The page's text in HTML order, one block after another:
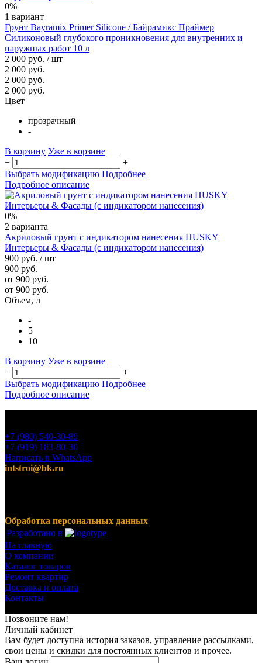
0%
1 вариант
Грунт Bayramix Primer Silicone / Байрамикс Праймер
Силиконовый глубокого проникновения для внутренних и
наружных работ 10 л
2 000 руб. / шт
2 000 руб.
2 000 руб.
2 000 руб.
Цвет
прозрачный
-
В корзину Уже в корзине
−
+
Выбрать модификацию Подробнее
Подробное описание
0%
2 варианта
Акриловый грунт с индикатором нанесения HUSKY
Интерьеры & Фасады (с индикатором нанесения)
900 руб. / шт
900 руб.
от 900 руб.
от 900 руб.
Объем, л
-
5
10
В корзину Уже в корзине
−
+
Выбрать модификацию Подробнее
Подробное описание
+7 (980) 540-30-89
+7 (919) 183-80-30
Написать в WhatsApp
intstroi@bk.ru
Обработка персональных данных
Разработано в
На главную
О компании
Каталог товаров
Ремонт квартир
Доставка и оплата
Контакты
Позвоните нам!
Личный кабинет
Вам будет доступна история заказов, управление рассылками,
свои цены и скидки для постоянных клиентов и прочее.